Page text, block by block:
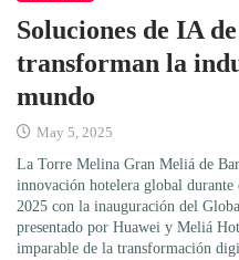
Soluciones de IA
transforman la
mundo
May 5, 2025
La Torre Melina Gran Meliá de
innovación hotelera global
2025 con la inauguración del
presentado por Huawei y Meliá
imparable de la transformación